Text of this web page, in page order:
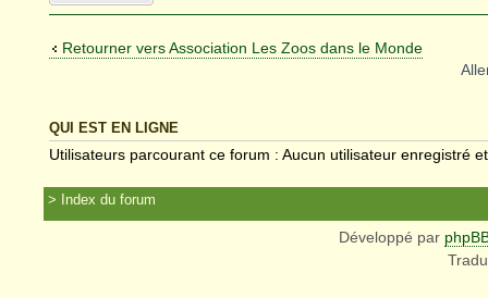
Retourner vers Association Les Zoos dans le Monde
QUI EST EN LIGNE
Utilisateurs parcourant ce forum : Aucun utilisateur enregistré
Index du forum
Développé par